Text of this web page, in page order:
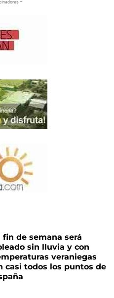
–
fin de semana será
sin lluvia y con
veraniegas
casi todos los puntos de